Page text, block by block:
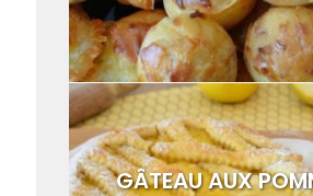
GÂTEAU AUX